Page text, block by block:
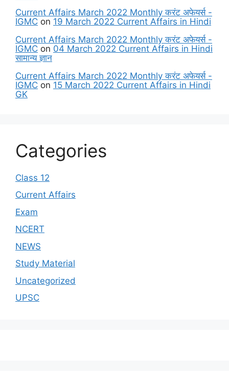
Current Affairs March 2022 Monthly करंट अफेयर्स -
IGMC on 19 March 2022 Current Affairs in Hindi
Current Affairs March 2022 Monthly करंट अफेयर्स -
IGMC on 04 March 2022 Current Affairs in Hindi
सामान्य ज्ञान
Current Affairs March 2022 Monthly करंट अफेयर्स -
IGMC on 15 March 2022 Current Affairs in Hindi
GK
Categories
Class 12
Current Affairs
Exam
NCERT
NEWS
Study Material
Uncategorized
UPSC